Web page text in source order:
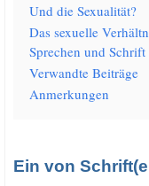
Und die Sexualität?
Das sexu­el­le
Spre­chen und Schrift
Ver­wand­te Beiträge
Anmer­kun­gen
Ein von